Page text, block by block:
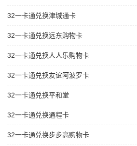
32一卡通兑换津城通卡
32一卡通兑换远东购物卡
32一卡通兑换人人乐购物卡
32一卡通兑换友谊阿波罗卡
32一卡通兑换平和堂
32一卡通兑换通程卡
32一卡通兑换步步高购物卡